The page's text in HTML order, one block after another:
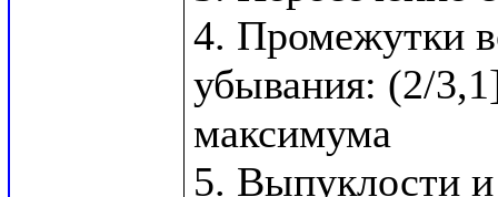
4. Промежутки
убывания: (2/
максимума
5. Выпуклости и